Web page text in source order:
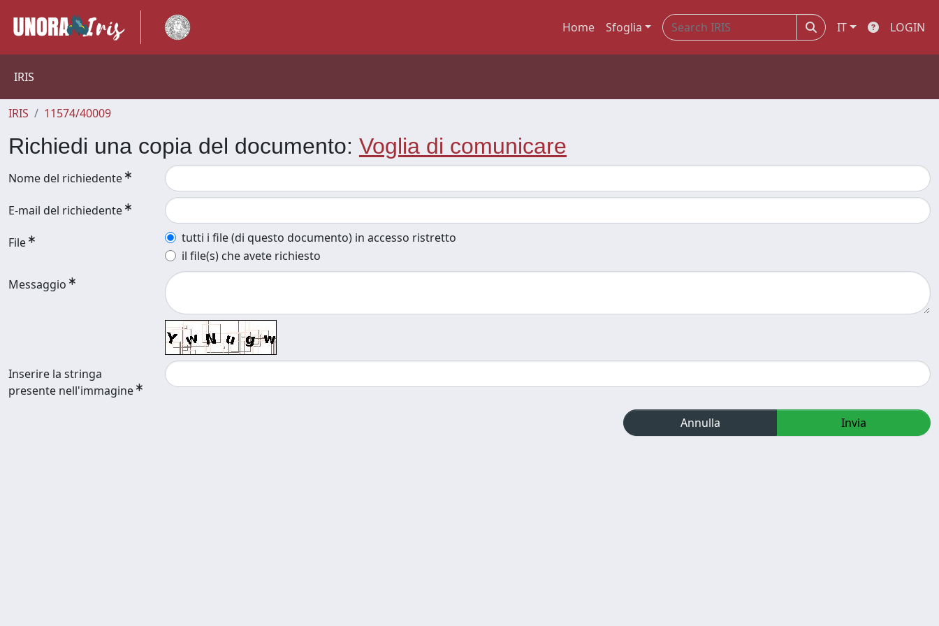
Home Sfoglia IT LOGIN
IRIS
IRIS 11574/40009
Richiedi una copia del documento: Voglia di comunicare
Nome del richiedente
E-mail del richiedente
File
tutti i file (di questo documento) in accesso ristretto
il file(s) che avete richiesto
Messaggio
Inserire la stringa
presente nell'immagine
Annulla Invia